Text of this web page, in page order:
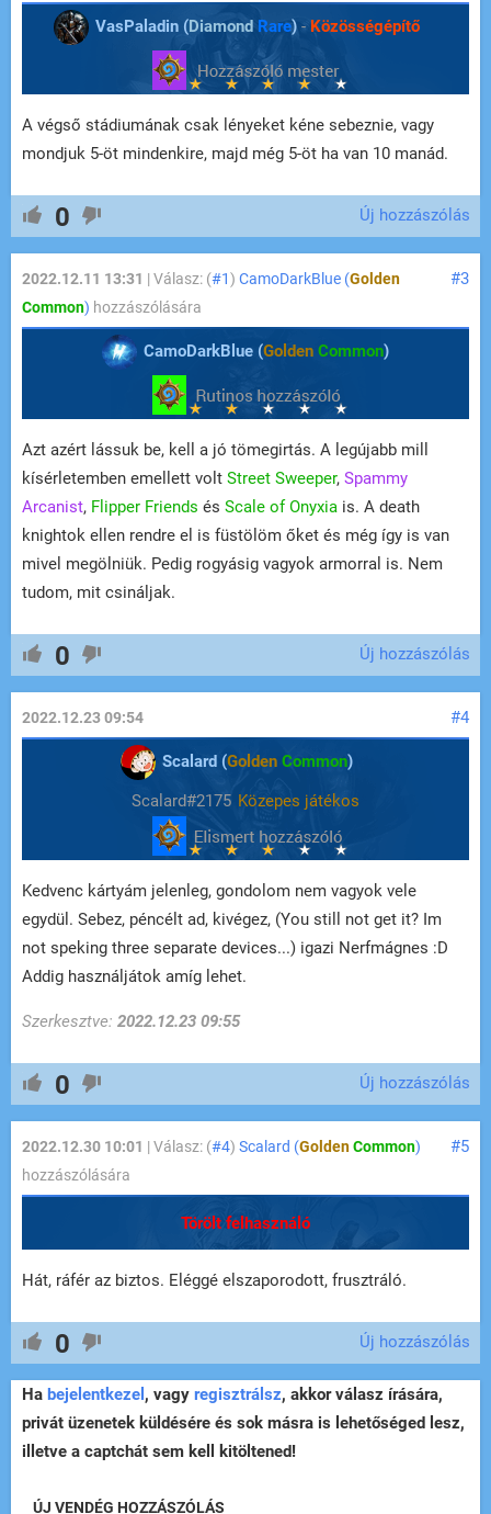
VasPaladin (Diamond Rare)- Közösségépítő
A végső stádiumának csak lényeket kéne sebeznie, vagy
mondjuk 5-öt mindenkire, majd még 5-öt ha van 10 manád.
0 Új hozzászólás
#3
2022.12.11 13:31 | Válasz: (#1) CamoDarkBlue (Golden
Common) hozzászólására
CamoDarkBlue (Golden Common)
Azt azért lássuk be, kell a jó tömegirtás. A legújabb mill
kísérletemben emellett volt Street Sweeper, Spammy
Arcanist, Flipper Friends és Scale of Onyxia is. A death
knightok ellen rendre el is füstölöm őket és még így is van
mivel megölniük. Pedig rogyásig vagyok armorral is. Nem
tudom, mit csináljak.
0 Új hozzászólás
#4
2022.12.23 09:54
Scalard (Golden Common)
Scalard#2175 Közepes játékos
Kedvenc kártyám jelenleg, gondolom nem vagyok vele
egydül. Sebez, péncélt ad, kivégez, (You still not get it? Im
not speking three separate devices...) igazi Nerfmágnes :D
Addig használjátok amíg lehet.
Szerkesztve: 2022.12.23 09:55
0 Új hozzászólás
#5
2022.12.30 10:01 | Válasz: (#4) Scalard (GoldenCommon)
hozzászólására
Törölt felhasználó
Hát, ráfér az biztos. Eléggé elszaporodott, frusztráló.
0 Új hozzászólás
Ha bejelentkezel , vagy regisztrálsz, akkor válasz írására,
privát üzenetek küldésére és sok másra is lehetőséged lesz,
illetve a captchát sem kell kitöltened!
ÚJ VENDÉG HOZZÁSZÓLÁS